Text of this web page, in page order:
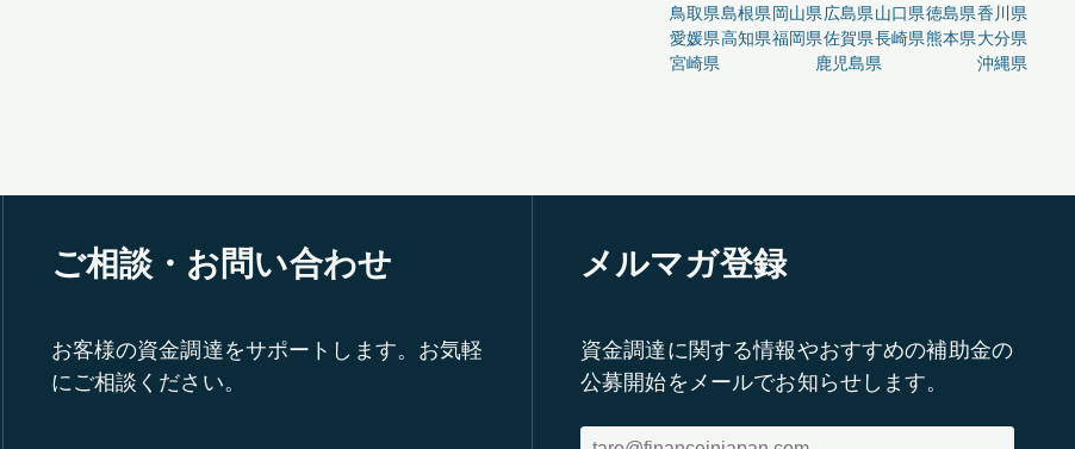
鳥取県島根県岡山県広島県山口県徳島県香川県
愛媛県高知県福岡県佐賀県長崎県熊本県大分県
宮崎県
鹿児島県 沖縄県
ご相談・お問い合わせ
お客様の資金調達をサポートします。お気軽
にご相談ください。
メルマガ登録
資金調達に関する情報やおすすめの補助金の
公募開始をメールでお知らせします。